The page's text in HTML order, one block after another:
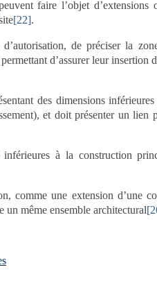
faire l’objet d’extensions
[22].
de préciser la
d’assurer leur insertion
des dimensions
et doit présenter un lien
à la construction
comme une extension d’une
un même ensemble architectural